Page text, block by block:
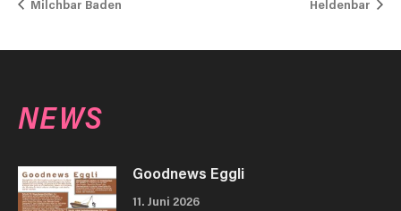
Milchbar Baden Heldenbar
NEWS
Goodnews Eggli
11. Juni 2026